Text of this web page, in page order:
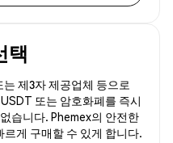
택
제3자 제공업체 등으로
또는 암호화폐를 즉시
습니다. Phemex의 안전한
게 구매할 수 있게 합니다.